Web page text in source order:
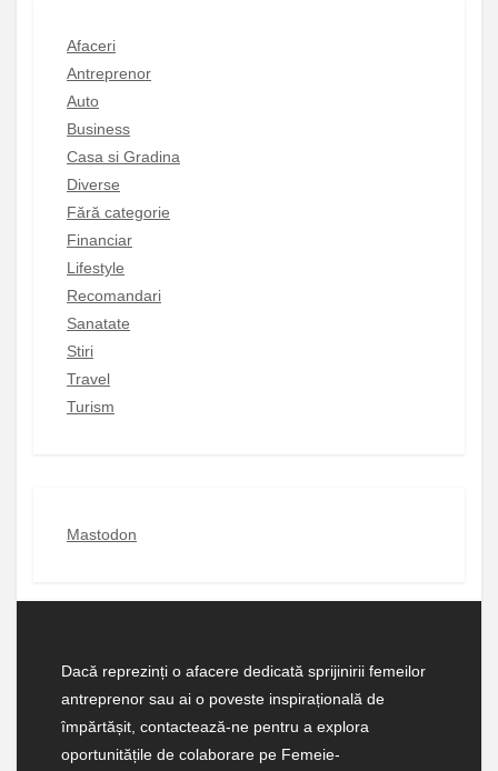
Afaceri
Antreprenor
Auto
Business
Casa si Gradina
Diverse
Fără categorie
Financiar
Lifestyle
Recomandari
Sanatate
Stiri
Travel
Turism
Mastodon
Dacă reprezinți o afacere dedicată sprijinirii femeilor
antreprenor sau ai o poveste inspirațională de
împărtășit, contactează-ne pentru a explora
oportunitățile de colaborare pe Femeie-